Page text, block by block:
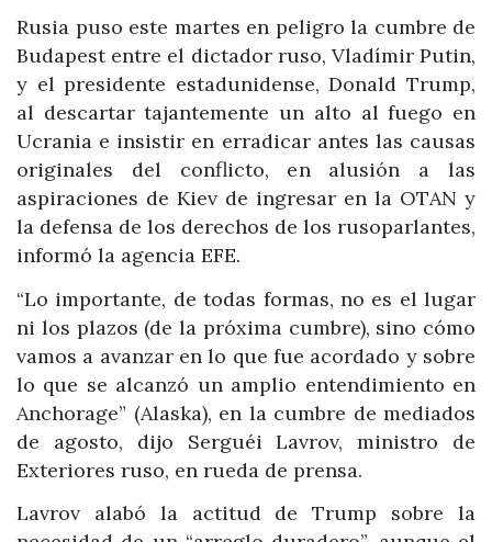
Rusia puso este martes en peligro la cumbre de
Budapest entre el dictador ruso, Vladímir Putin,
y el presidente estadunidense, Donald Trump,
al descartar tajantemente un alto al fuego en
Ucrania e insistir en erradicar antes las causas
originales del conflicto, en alusión a las
aspiraciones de Kiev de ingresar en la OTAN y
la defensa de los derechos de los rusoparlantes,
informó la agencia EFE.
“Lo importante, de todas formas, no es el lugar
ni los plazos (de la próxima cumbre), sino cómo
vamos a avanzar en lo que fue acordado y sobre
lo que se alcanzó un amplio entendimiento en
Anchorage” (Alaska), en la cumbre de mediados
de agosto, dijo Serguéi Lavrov, ministro de
Exteriores ruso, en rueda de prensa.
Lavrov alabó la actitud de Trump sobre la